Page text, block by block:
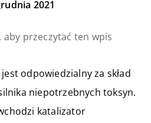
2021
przeczytać ten wpis
odpowiedzialny za skład
niepotrzebnych toksyn.
katalizator